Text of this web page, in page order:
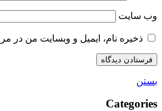
وب‌ سایت
ذخیره نام، ایمیل و وبسایت من در
بستن
Categories